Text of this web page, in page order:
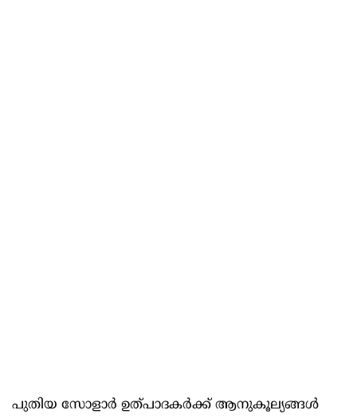
പുതിയ സോളാർ ഉത്പാദകർക്ക് ആനുകൂല്യങ്ങള്‍